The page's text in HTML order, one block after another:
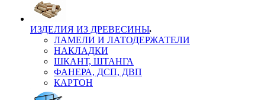
ИЗДЕЛИЯ ИЗ ДРЕВЕСИНЫ
ЛАМЕЛИ И ЛАТОДЕРЖАТЕЛИ
НАКЛАДКИ
ШКАНТ, ШТАНГА
ФАНЕРА, ДСП, ДВП
КАРТОН